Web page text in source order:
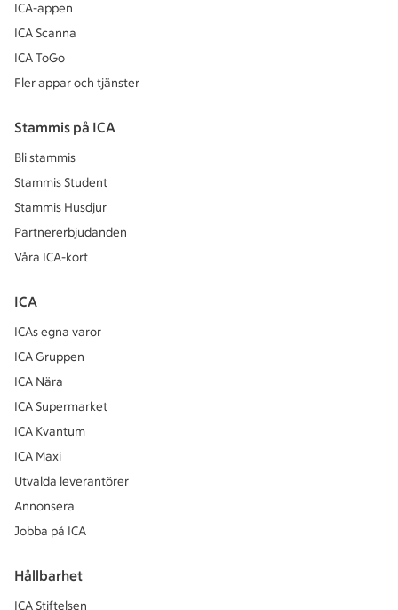
ICA-appen
ICA Scanna
ICA ToGo
Fler appar och tjänster
Stammis på ICA
Bli stammis
Stammis Student
Stammis Husdjur
Partnererbjudanden
Våra ICA-kort
ICA
ICAs egna varor
ICA Gruppen
ICA Nära
ICA Supermarket
ICA Kvantum
ICA Maxi
Utvalda leverantörer
Annonsera
Jobba på ICA
Hållbarhet
ICA Stiftelsen